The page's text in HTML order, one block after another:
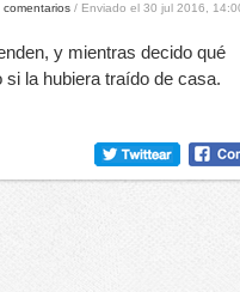
comentarios / Enviado el 30 jul 2016,
y mientras decido qué
la hubiera traído de casa.